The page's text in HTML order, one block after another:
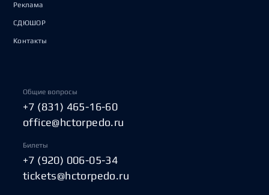
Реклама
СДЮШОР
Контакты
Общие вопросы
+7 (831) 465-16-60
office@hctorpedo.ru
Билеты
+7 (920) 006-05-34
tickets@hctorpedo.ru